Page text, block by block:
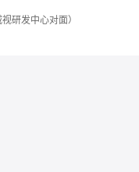
研发中心对面）